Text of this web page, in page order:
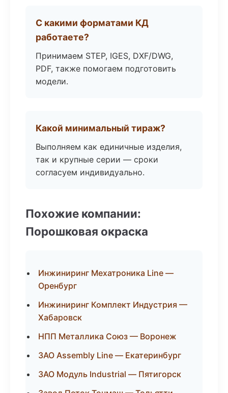
С какими форматами КД
работаете?
Принимаем STEP, IGES, DXF/DWG,
PDF, также помогаем подготовить
модели.
Какой минимальный тираж?
Выполняем как единичные изделия,
так и крупные серии — сроки
согласуем индивидуально.
Похожие компании:
Порошковая окраска
Инжиниринг Мехатроника Line —
Оренбург
Инжиниринг Комплект Индустрия —
Хабаровск
НПП Металлика Союз — Воронеж
ЗАО Assembly Line — Екатеринбург
ЗАО Модуль Industrial — Пятигорск